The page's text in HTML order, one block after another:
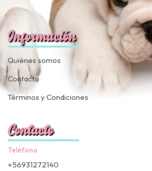
Información
Quiénes somos
Contacto
Términos y Condiciones
Contacto
Teléfono
+56931272140